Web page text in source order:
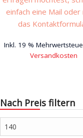
einfach eine Mail oder
das
Inkl. 19 %
Versandkosten
Nach Preis filtern
Min.
Preis